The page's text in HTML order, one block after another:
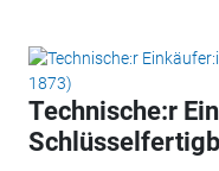
Technische:r